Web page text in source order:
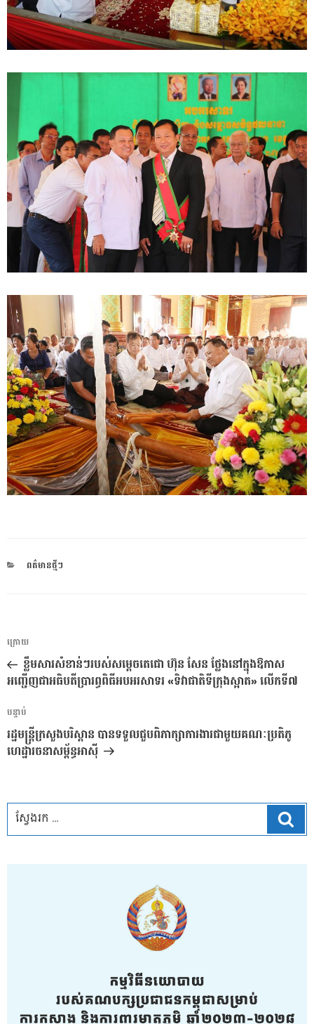
CATEGORIES
ពត៌មានថ្មីៗ
ការ​
នាំទិស​
ប្រកាស
អត្ថបទ
មុន
ក្រោយ
ខ្លឹមសារសំខាន់ៗរបស់សម្តេចតេជោ ហ៊ុន សែន ថ្លែងនៅក្នុងឱកាស
អញ្ជើញជាអធិបតីប្រារព្ធពិធីអបអរសាទរ «ទិវាជាតិទីក្រុងស្អាត» លើកទី៧
អត្ថបទ
បន្ទាប់
បន្ទាប់
រដ្ឋមន្ត្រីក្រសួងបរិស្ដាន បានទទួលជួបពិភាក្សាការងារជាមួយគណៈប្រតិភូ
ហេដ្ឋារចនាសម្ព័ន្ធអាស៊ី